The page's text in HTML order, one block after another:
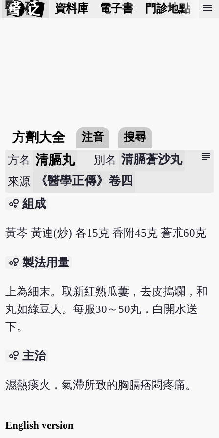
醫 砭 資料庫 電子書 門診地點 預
menu
方劑大全 注音 搜尋
subject
方名 清膈丸 別名 清膈蒼沙丸
來源 《醫學正傳》卷四
bubble_chart 組成
黃芩 黃連(炒) 各15克 香附45克 蒼朮60克
bubble_chart 製法用量
上為細末。取新紅熟瓜蔞，去皮搗爛，和
丸如綠豆大。每服30～50丸，白開水送
下。
bubble_chart 主治
濕熱痰火，氣滯所致的胸膈痞悶疼痛。
English version